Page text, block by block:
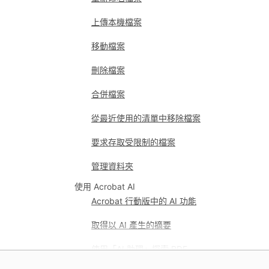
上傳本機檔案
移動檔案
刪除檔案
合併檔案
從最近使用的清單中移除檔案
要求存取受限制的檔案
管理資料夾
使用 Acrobat AI
Acrobat 行動版中的 AI 功能
取得以 AI 產生的摘要
使用「AI 助理」探索 PDF